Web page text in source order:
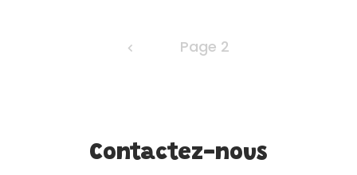
Page 2
Contactez-nous